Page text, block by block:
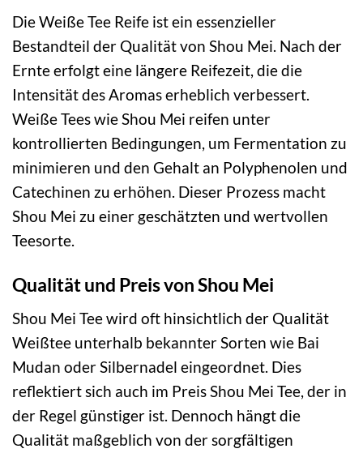
Die Weiße Tee Reife ist ein essenzieller
Bestandteil der Qualität von Shou Mei. Nach der
Ernte erfolgt eine längere Reifezeit, die die
Intensität des Aromas erheblich verbessert.
Weiße Tees wie Shou Mei reifen unter
kontrollierten Bedingungen, um Fermentation zu
minimieren und den Gehalt an Polyphenolen und
Catechinen zu erhöhen. Dieser Prozess macht
Shou Mei zu einer geschätzten und wertvollen
Teesorte.
Qualität und Preis von Shou Mei
Shou Mei Tee wird oft hinsichtlich der Qualität
Weißtee unterhalb bekannter Sorten wie Bai
Mudan oder Silbernadel eingeordnet. Dies
reflektiert sich auch im Preis Shou Mei Tee, der in
der Regel günstiger ist. Dennoch hängt die
Qualität maßgeblich von der sorgfältigen